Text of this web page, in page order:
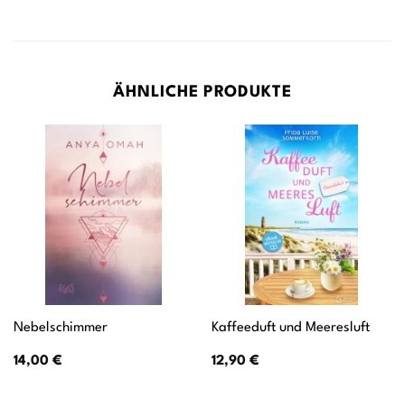
ÄHNLICHE PRODUKTE
Nebelschimmer
14,00 €
Kaffeeduft und Meeresluft
12,90 €